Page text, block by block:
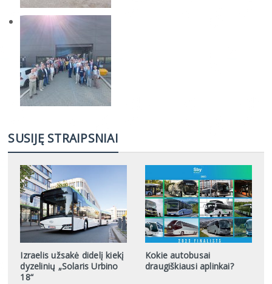
SUSIJĘ STRAIPSNIAI
Izraelis užsakė didelį kiekį
dyzelinių „Solaris Urbino
18“
Kokie autobusai
draugiškiausi aplinkai?